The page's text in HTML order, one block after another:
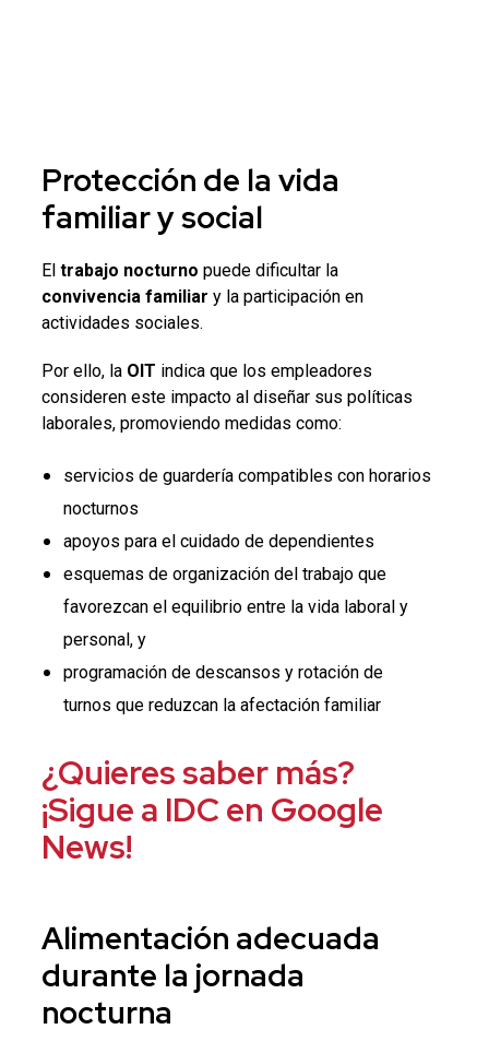
Protección de la vida
familiar y social
El trabajo nocturno puede dificultar la
convivencia familiar y la participación en
actividades sociales.
Por ello, la OIT indica que los empleadores
consideren este impacto al diseñar sus políticas
laborales, promoviendo medidas como:
servicios de guardería compatibles con horarios
nocturnos
apoyos para el cuidado de dependientes
esquemas de organización del trabajo que
favorezcan el equilibrio entre la vida laboral y
personal, y
programación de descansos y rotación de
turnos que reduzcan la afectación familiar
¿Quieres saber más?
¡Sigue a IDC en Google
News!
Alimentación adecuada
durante la jornada
nocturna